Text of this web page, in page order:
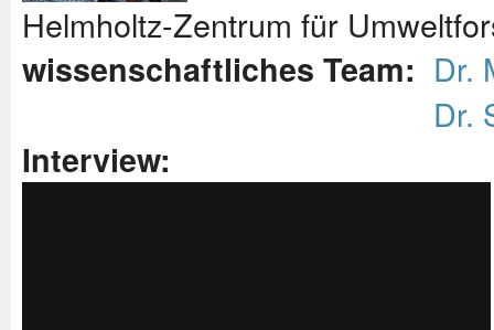
Helmholtz-Zentrum für
wissenschaftliches Team: Dr.
Dr.
Interview: